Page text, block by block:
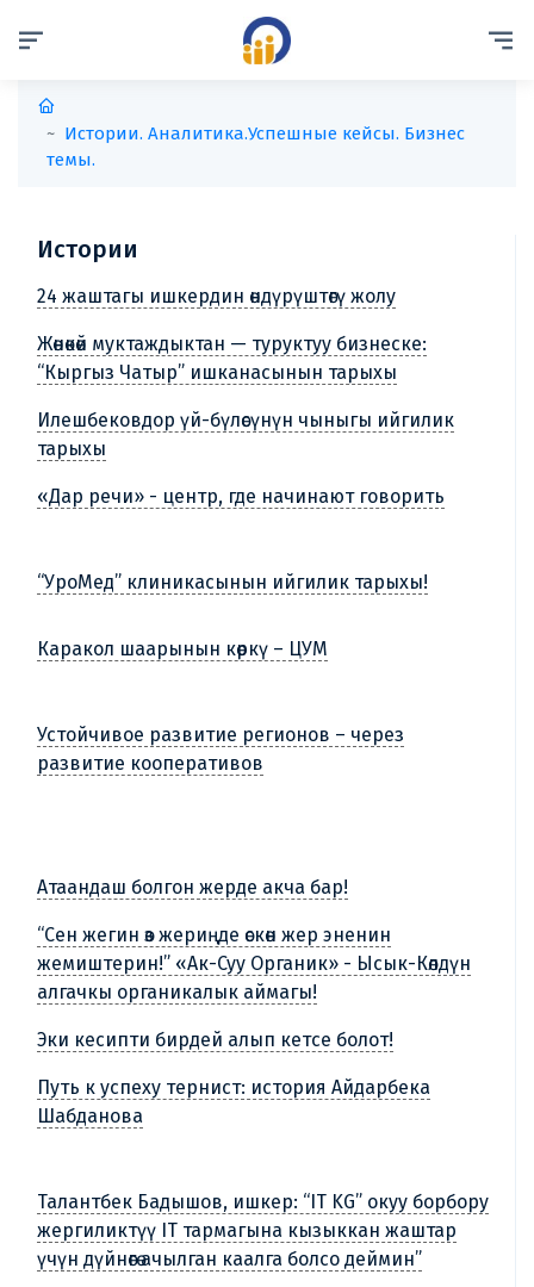
Истории. Аналитика.Успешные кейсы. Бизнес
темы.
Истории
24 жаштагы ишкердин өндүрүштөгү жолу
Жөнөкөй муктаждыктан — туруктуу бизнеске:
“Кыргыз Чатыр” ишканасынын тарыхы
Илешбековдор үй-бүлөсүнүн чыныгы ийгилик
тарыхы
«Дар речи» - центр, где начинают говорить
“УроМед” клиникасынын ийгилик тарыхы!
Каракол шаарынын көркү – ЦУМ
Устойчивое развитие регионов – через
развитие кооперативов
Атаандаш болгон жерде акча бар!
“Сен жегин өз жериңде өскөн жер эненин
жемиштерин!” «Ак-Суу Органик» - Ысык-Көлдүн
алгачкы органикалык аймагы!
Эки кесипти бирдей алып кетсе болот!
Путь к успеху тернист: история Айдарбека
Шабданова
Талантбек Бадышов, ишкер: “IT KG” окуу борбору
жергиликтүү IT тармагына кызыккан жаштар
үчүн дүйнөгө ачылган каалга болсо деймин”